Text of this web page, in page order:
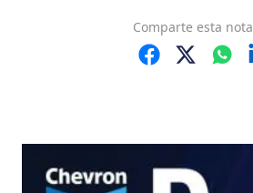
Comparte esta nota